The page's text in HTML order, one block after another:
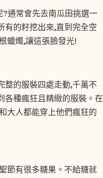
通常會先去南瓜田挑選一
有的籽挖出來,直到完全空
蠟燭,讓這張臉發光!
整的服裝四處走動,千萬不
各種瘋狂且精緻的服裝。在
大人都能穿上他們瘋狂的
節有很多糖果。不給糖就